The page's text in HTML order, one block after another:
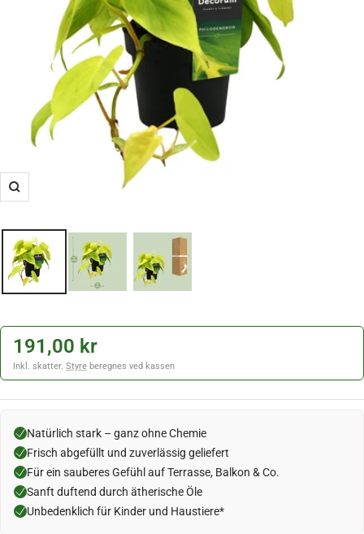
Zoom
191,00 kr
Inkl. skatter. Styre beregnes ved kassen
Natürlich stark – ganz ohne Chemie
Frisch abgefüllt und zuverlässig geliefert
Für ein sauberes Gefühl auf Terrasse, Balkon & Co.
Sanft duftend durch ätherische Öle
Unbedenklich für Kinder und Haustiere*